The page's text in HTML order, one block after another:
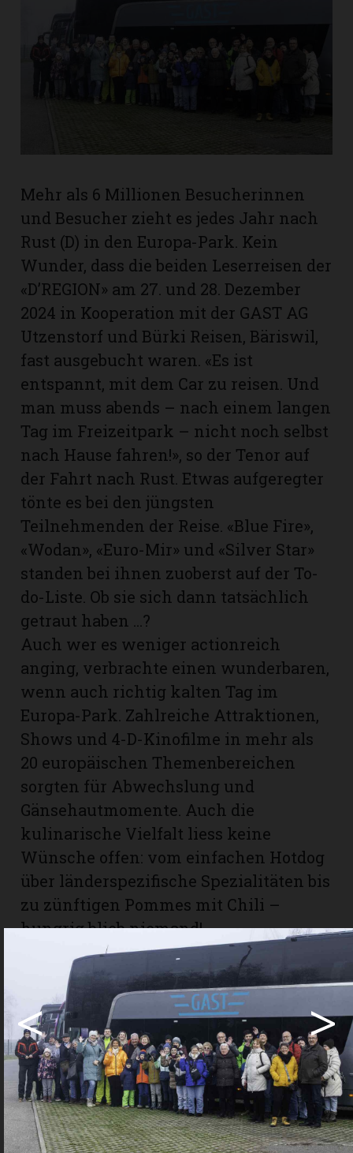
Mehr als 6 Millionen Besucherinnen
und Besucher zieht es jedes Jahr nach
Rust (D) in den Europa-Park. Kein
Wunder, dass die beiden Leserreisen der
«D’REGION» am 27. und 28. Dezember
2024 in Kooperation mit der GAST AG
Utzenstorf und Bürki Reisen, Bäriswil,
fast ausgebucht waren. «Es ist
entspannt, mit dem Car zu reisen. Und
man muss abends – nach einem langen
Tag im Freizeitpark – nicht noch selbst
nach Hause fahren!», so der Tenor auf
der Fahrt nach Rust. Etwas aufgeregter
tönte es bei den jüngsten
Teilnehmenden der Reise. «Blue Fire»,
«Wodan», «Euro-Mir» und «Silver Star»
standen bei ihnen zuoberst auf der To-
do-Liste. Ob sie sich dann tatsächlich
getraut haben ...?
Auch wer es weniger actionreich
anging, verbrachte einen wunderbaren,
wenn auch richtig kalten Tag im
Europa-Park. Zahlreiche Attraktionen,
Shows und 4-D-Kinofilme in mehr als
20 europäischen Themenbereichen
sorgten für Abwechslung und
Gänsehautmomente. Auch die
kulinarische Vielfalt liess keine
Wünsche offen: vom einfachen Hotdog
über länderspezifische Spezialitäten bis
zu zünftigen Pommes mit Chili –
hungrig blieb niemand!
Der Tag verging wie im Flug; für einige
im wahrsten Sinne des Wortes!
Zufrieden und doch etwas müde liessen
sich die Teilnehmenden der Leserreise
mit dem modernen Car nach Hause
chauffieren. «Einzigartig schön war die
winterliche Dekoration, bis ins kleinste
Detail», so eine Teilnehmerin. «Ein
wunderschöner, aber eisig-kalter Tag!»,
< >